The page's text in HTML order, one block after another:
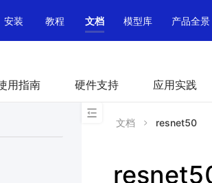
安装
教程 文档 模型库 产品全景
用指南 硬件支持 应用实践
文档 resnet50